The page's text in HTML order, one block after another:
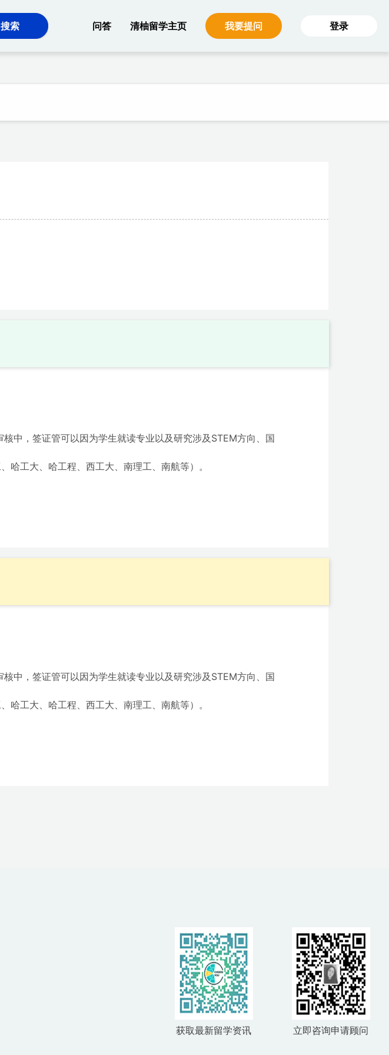
网站主菜单（大屏）
问答 清柚留学主页 我要提问 登录
中，签证管可以因为学生就读专业以及研究涉及STEM方向、国
哈工大、哈工程、西工大、南理工、南航等）。
中，签证管可以因为学生就读专业以及研究涉及STEM方向、国
哈工大、哈工程、西工大、南理工、南航等）。
获取最新留学资讯 立即咨询申请顾问